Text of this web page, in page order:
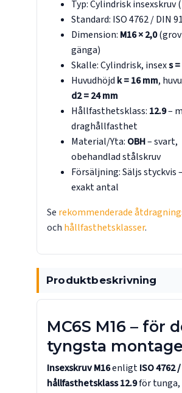
Typ: Cylindrisk insexskruv
Standard: ISO 4762 / DIN
Dimension: M16 × 2,0
gänga)
Skalle: Cylindrisk, insexs
Huvudhöjd k = 16 mm,
d2 = 24 mm
Hållfasthetsklass: 12.9–
draghållfasthet
Material/Yta: OBH– svart,
obehandlad stålskruv
Försäljning: Säljs styckvis
exakt antal
Se rekommenderade
och hållfasthetsklasser.
Produktbeskrivning
MC6S M16 – för
tyngsta
Insexskruv M16enligtISO 4762
hållfasthetsklass 12.9för tunga,